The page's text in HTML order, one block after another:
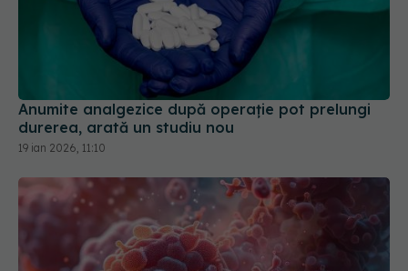
Anumite analgezice după operație pot prelungi
durerea, arată un studiu nou
19 ian 2026, 11:10